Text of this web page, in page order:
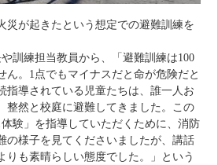
災が起きたという想定での避難訓練を
訓練担当教員から、「避難訓練は100
ん。1点でもマイナスだと命が危険だと
指導されている児童たちは、誰一人お
整然と校庭に避難してきました。この
験」を指導していただくために、消防
の様子を見てくださいましたが、講話
りも素晴らしい態度でした。」という